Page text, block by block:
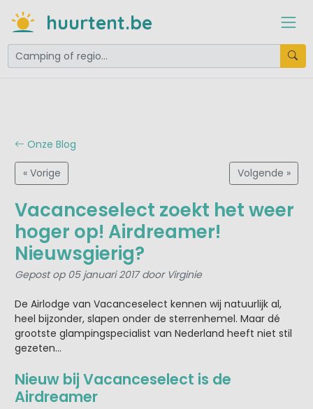
huurtent.be
Onze Blog
« Vorige Volgende »
Vacanceselect zoekt het weer
hoger op! Airdreamer!
Nieuwsgierig?
Gepost op 05 januari 2017 door Virginie
De Airlodge van Vacanceselect kennen wij natuurlijk al,
heel bijzonder, slapen onder de sterrenhemel. Maar dé
grootste glampingspecialist van Nederland heeft niet stil
gezeten...
Nieuw bij Vacanceselect is de
Airdreamer